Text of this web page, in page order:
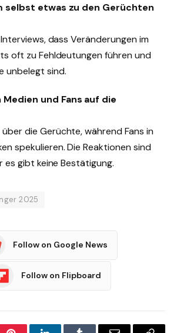
selbst etwas zu den Gerüchten
dass Veränderungen im
oft zu Fehldeutungen führen und
unbelegt sind.
und Fans auf die
die Gerüchte, während Fans in
spekulieren. Die Reaktionen sind
es gibt keine Bestätigung.
2025
Follow on Google News
Follow on Flipboard